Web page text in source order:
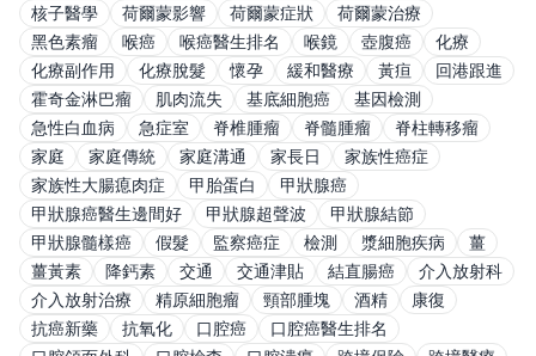
核子醫學
荷爾蒙影響 荷爾蒙症狀
荷爾蒙治療
黑色素瘤
喉癌 喉癌醫生排名 喉鏡 壺腹癌
化療
化療副作用
化療脫髮 懷孕 緩和醫療 黃疸
回港跟進
霍奇金淋巴瘤
肌肉流失 基底細胞癌
基因檢測
急性白血病
急症室 脊椎腫瘤 脊髓腫瘤
脊柱轉移瘤
家庭
家庭傳統 家庭溝通 家長日
家族性癌症
家族性大腸瘜肉症
甲胎蛋白
甲狀腺癌
甲狀腺癌醫生邊間好
甲狀腺超聲波
甲狀腺結節
甲狀腺髓樣癌
假髮 監察癌症 檢測 漿細胞疾病
薑
薑黃素
降鈣素 交通 交通津貼 結直腸癌
介入放射科
介入放射治療
精原細胞瘤 頸部腫塊 酒精
康復
抗癌新藥
抗氧化 口腔癌
口腔癌醫生排名